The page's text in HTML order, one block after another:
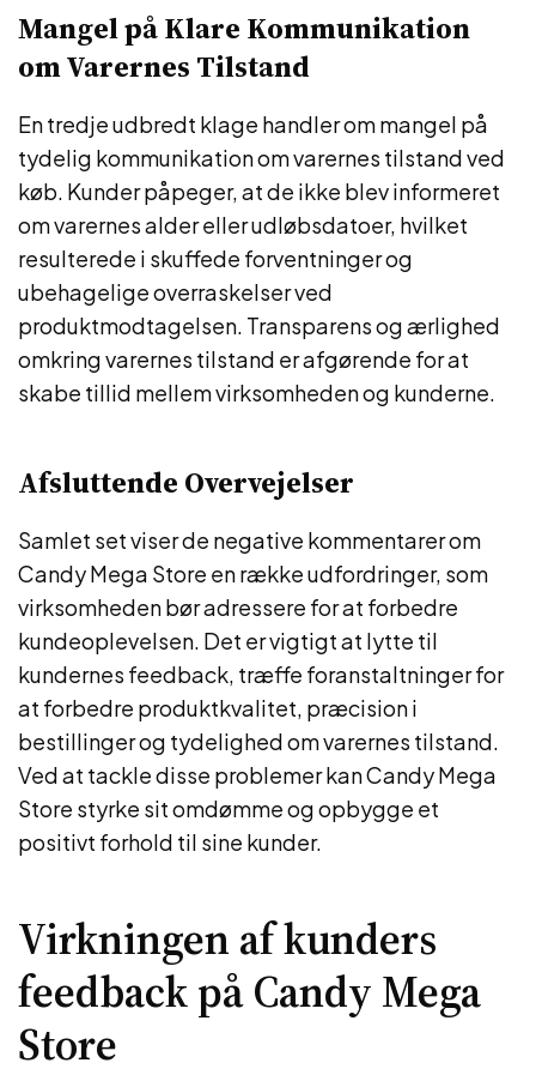
Mangel på Klare Kommunikation
om Varernes Tilstand
En tredje udbredt klage handler om mangel på
tydelig kommunikation om varernes tilstand ved
køb. Kunder påpeger, at de ikke blev informeret
om varernes alder eller udløbsdatoer, hvilket
resulterede i skuffede forventninger og
ubehagelige overraskelser ved
produktmodtagelsen. Transparens og ærlighed
omkring varernes tilstand er afgørende for at
skabe tillid mellem virksomheden og kunderne.
Afsluttende Overvejelser
Samlet set viser de negative kommentarer om
Candy Mega Store en række udfordringer, som
virksomheden bør adressere for at forbedre
kundeoplevelsen. Det er vigtigt at lytte til
kundernes feedback, træffe foranstaltninger for
at forbedre produktkvalitet, præcision i
bestillinger og tydelighed om varernes tilstand.
Ved at tackle disse problemer kan Candy Mega
Store styrke sit omdømme og opbygge et
positivt forhold til sine kunder.
Virkningen af kunders
feedback på Candy Mega
Store